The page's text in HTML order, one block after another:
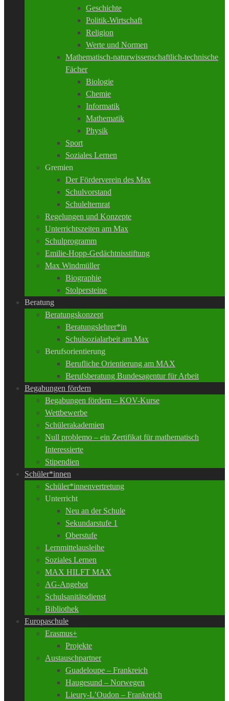
Geschichte
Politik-Wirtschaft
Religion
Werte und Normen
Mathematisch-naturwissenschaftlich-technische
Fächer
Biologie
Chemie
Informatik
Mathematik
Physik
Sport
Soziales Lernen
Gremien
Der Förderverein des Max
Schulvorstand
Schulelternrat
Regelungen und Konzepte
Unterrichtszeiten am Max
Schulprogramm
Emilie-Hopp-Gedächtnisstiftung
Max Windmüller
Biographie
Stolpersteine
Beratung
Beratungskonzept
Beratungslehrer*in
Schulsozialarbeit am Max
Berufsorientierung
Berufliche Orientierung am MAX
Berufsberatung Bundesagentur für Arbeit
Begabungen fördern
Begabungen fördern – KOV-Kurse
Wettbewerbe
Schülerakademien
Null problemo – ein Zertifikat für mathematisch
Interessierte
Stipendien
Schüler*innen
Schüler*innenvertretung
Unterricht
Neu an der Schule
Sekundarstufe 1
Oberstufe
Lernmittelausleihe
Soziales Lernen
MAX HILFT MAX
AG-Angebot
Schulsanitätsdienst
Bibliothek
Europaschule
Erasmus+
Projekte
Austauschpartner
Guadeloupe – Frankreich
Haugesund – Norwegen
Lieury-L’Oudon – Frankreich